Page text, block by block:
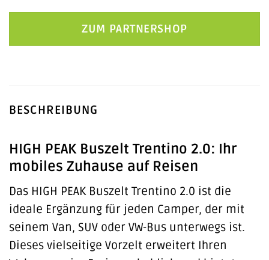
ZUM PARTNERSHOP
BESCHREIBUNG
HIGH PEAK Buszelt Trentino 2.0: Ihr
mobiles Zuhause auf Reisen
Das HIGH PEAK Buszelt Trentino 2.0 ist die
ideale Ergänzung für jeden Camper, der mit
seinem Van, SUV oder VW-Bus unterwegs ist.
Dieses vielseitige Vorzelt erweitert Ihren